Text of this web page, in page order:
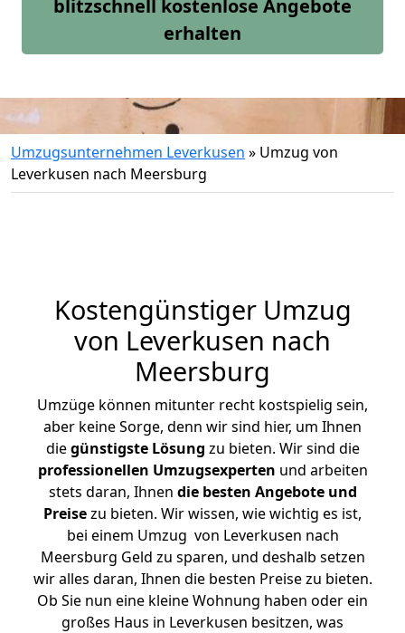
blitzschnell kostenlose Angebote
erhalten
Umzugsunternehmen Leverkusen » Umzug von
Leverkusen nach Meersburg
Kostengünstiger Umzug
von Leverkusen nach
Meersburg
Umzüge können mitunter recht kostspielig sein,
aber keine Sorge, denn wir sind hier, um Ihnen
diegünstigste Lösung zu bieten. Wir sind die
professionellen Umzugsexperten und arbeiten
stets daran, Ihnen die besten Angebote und
Preisezu bieten. Wir wissen, wie wichtig es ist,
bei einem Umzug von Leverkusen nach
Meersburg Geld zu sparen, und deshalb setzen
wir alles daran, Ihnen die besten Preise zu bieten.
Ob Sie nun eine kleine Wohnung haben oder ein
großes Haus in Leverkusen besitzen, was